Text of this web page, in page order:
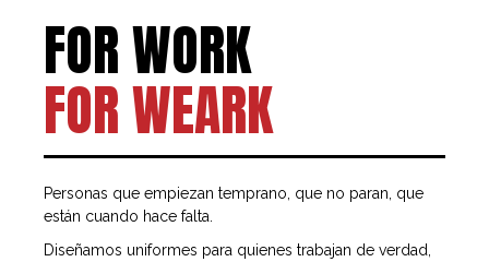
FOR WORK
FOR WEARK
Personas que empiezan temprano, que no paran, que
están cuando hace falta.
Diseñamos uniformes para quienes trabajan de verdad,